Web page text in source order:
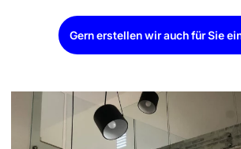
Gern erstellen wir auch für Sie